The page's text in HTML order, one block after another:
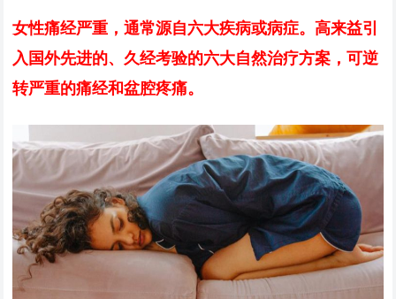
女性痛经严重，通常源自六大疾病或病症。高来益引
入国外先进的、久经考验的六大自然治疗方案，可逆
转严重的痛经和盆腔疼痛。